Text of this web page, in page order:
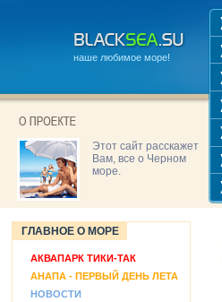
наше любимое море!
Этот сайт расскажет
Вам, все о Черном
море.
ГЛАВНОЕ О МОРЕ
АКВАПАРК ТИКИ-ТАК
АНАПА - ПЕРВЫЙ ДЕНЬ ЛЕТА
НОВОСТИ